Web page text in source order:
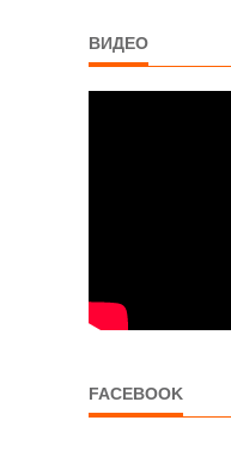
ВИДЕО
FACEBOOK